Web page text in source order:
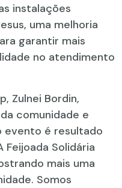
instalações
uma melhoria
garantir mais
no atendimento
Zulnei Bordin,
comunidade e
evento é resultado
Feijoada Solidária
mais uma
Somos